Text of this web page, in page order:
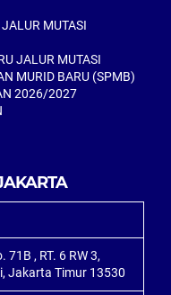
MUTASI
JALUR MUTASI
MURID BARU (SPMB)
2026/2027
, RT. 6 RW 3,
Jakarta Timur 13530